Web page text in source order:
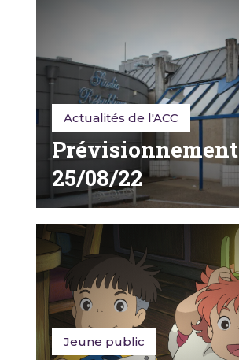
Actualités de l'ACC
Prévisionnement
25/08/22
Jeune public